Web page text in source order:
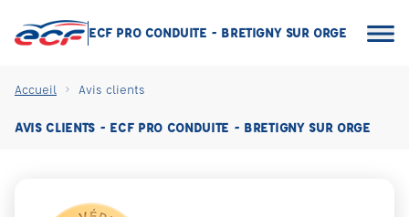
ECF PRO CONDUITE - BRETIGNY SUR ORGE
Accueil Avis clients
AVIS CLIENTS - ECF PRO CONDUITE - BRETIGNY SUR ORGE